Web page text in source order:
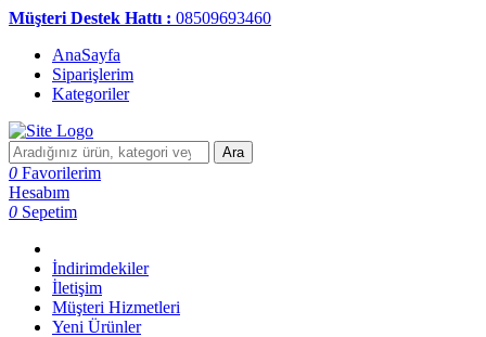
Müşteri Destek Hattı : 08509693460
AnaSayfa
Siparişlerim
Kategoriler
Ara
0 Favorilerim
Hesabım
0 Sepetim
İndirimdekiler
İletişim
Müşteri Hizmetleri
Yeni Ürünler